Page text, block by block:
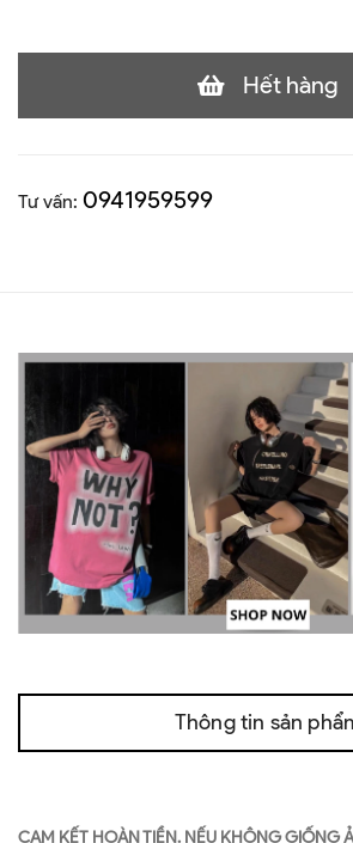
Hết hàng
Tư vấn: 0941959599
Thông tin sản
CAM KẾT HOÀN TIỀN. NẾU KHÔNG GIỐNG